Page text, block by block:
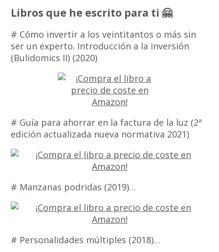
Libros que he escrito para ti 🤗
# Cómo invertir a los veintitantos o más sin
ser un experto. Introducción a la inversión
(Bulidomics II) (2020)
# Guía para ahorrar en la factura de la luz (2ª
edición actualizada nueva normativa 2021)
# Manzanas podridas (2019)…
# Personalidades múltiples (2018)…